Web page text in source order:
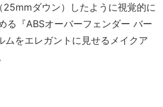
ダウン）したように視覚的に
る『ABSオーバーフェンダー バー
ムをエレガントに見せるメイクア